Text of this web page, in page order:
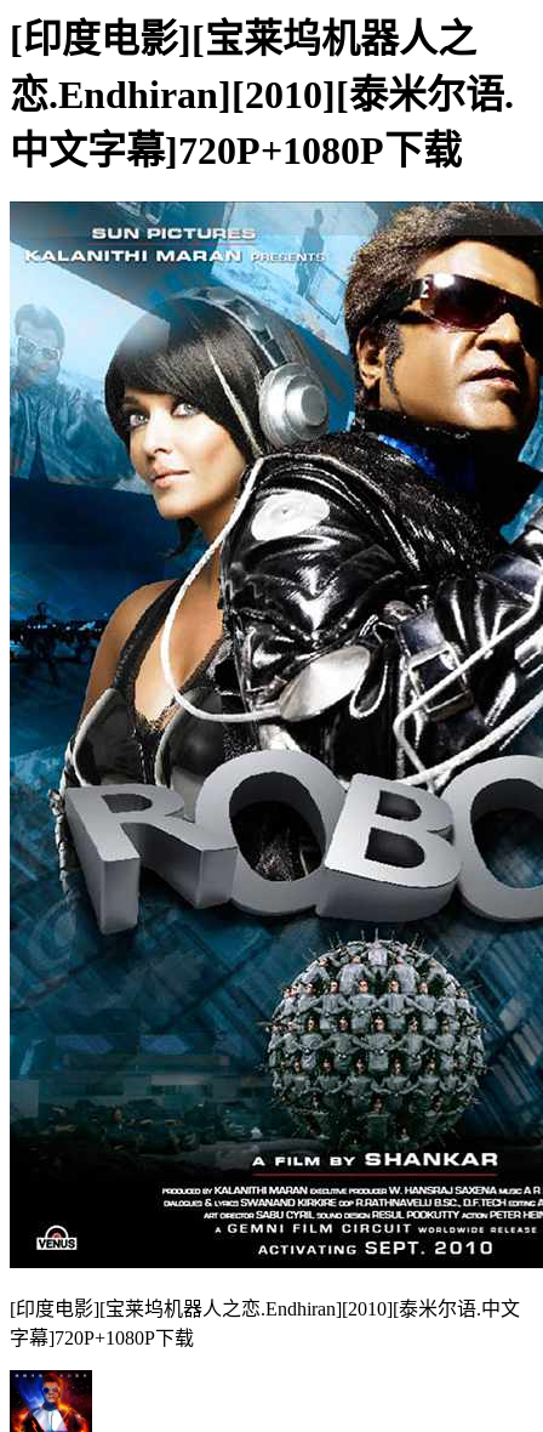
[印度电影][宝莱坞机器人之
恋.Endhiran][2010][泰米尔语.
中文字幕]720P+1080P下载
[印度电影][宝莱坞机器人之恋.Endhiran][2010][泰米尔语.中文
字幕]720P+1080P下载